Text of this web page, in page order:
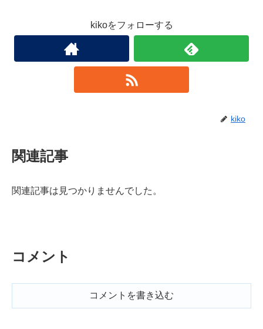
kikoをフォローする
kiko
関連記事
関連記事は見つかりませんでした。
コメント
コメントを書き込む